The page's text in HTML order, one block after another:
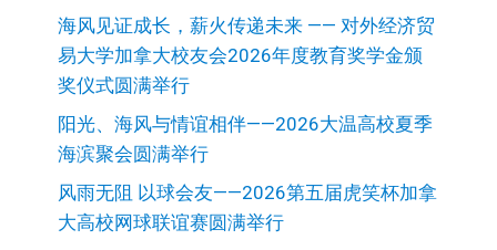
海风见证成长，薪火传递未来 —— 对外经济贸
易大学加拿大校友会2026年度教育奖学金颁
奖仪式圆满举行
阳光、海风与情谊相伴——2026大温高校夏季
海滨聚会圆满举行
风雨无阻 以球会友——2026第五届虎笑杯加拿
大高校网球联谊赛圆满举行